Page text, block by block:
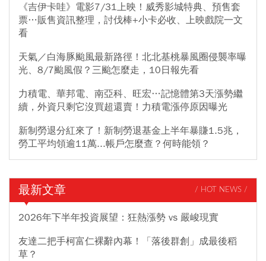
《吉伊卡哇》電影7/31上映！威秀影城特典、預售套
票…販售資訊整理，討伐棒+小卡必收、上映戲院一文
看
天氣／白海豚颱風最新路徑！北北基桃暴風圈侵襲率曝
光、8/7颱風假？三颱怎麼走，10日報先看
力積電、華邦電、南亞科、旺宏…記憶體第3天漲勢繼
續，外資只剩它沒買超還賣！力積電漲停原因曝光
新制勞退分紅來了！新制勞退基金上半年暴賺1.5兆，
勞工平均領逾11萬...帳戶怎麼查？何時能領？
最新文章 / HOT NEWS /
2026年下半年投資展望：狂熱漲勢 vs 嚴峻現實
友達二把手柯富仁裸辭內幕！「落後群創」成最後稻
草？